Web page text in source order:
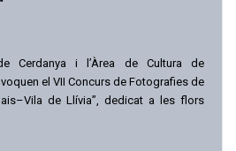
Cerdanya i l’Àrea de Cultura de
el VII Concurs de Fotografies de
de Llívia”, dedicat a les flors